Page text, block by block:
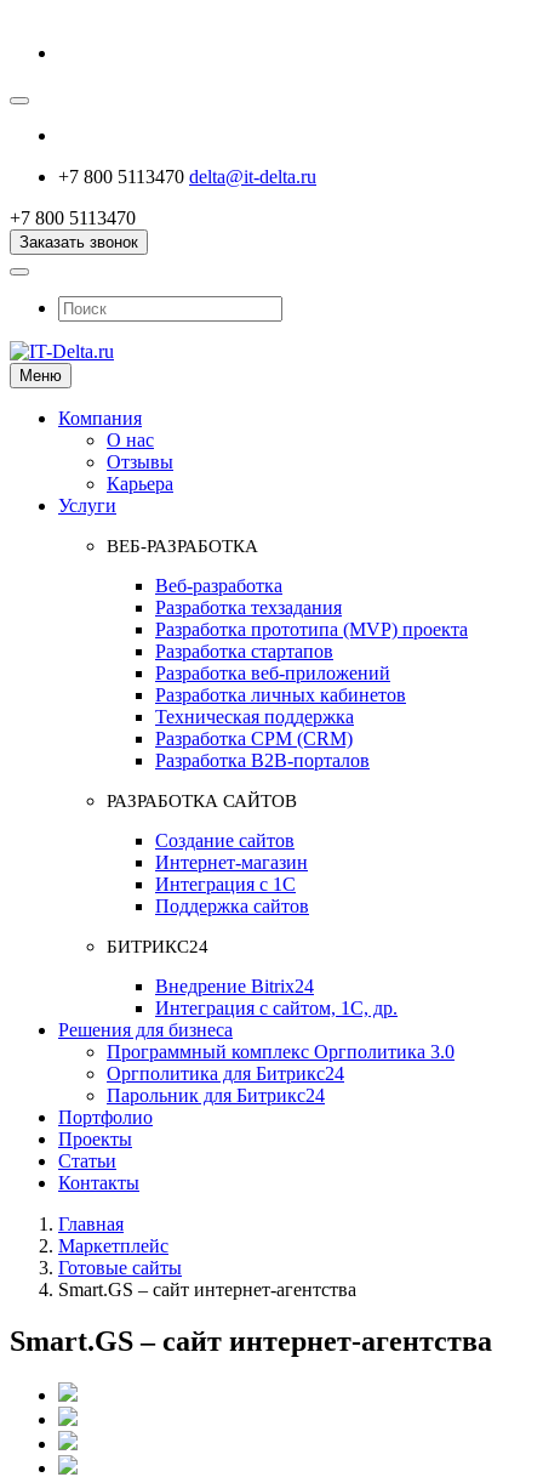
+7 800 5113470 delta@it-delta.ru
+7 800 5113470
Заказать звонок
Меню
Компания
О нас
Отзывы
Карьера
Услуги
ВЕБ-РАЗРАБОТКА
Веб-разработка
Разработка техзадания
Разработка прототипа (MVP) проекта
Разработка стартапов
Разработка веб-приложений
Разработка личных кабинетов
Техническая поддержка
Разработка СРМ (CRM)
Разработка B2B-порталов
РАЗРАБОТКА САЙТОВ
Создание сайтов
Интернет-магазин
Интеграция с 1С
Поддержка сайтов
БИТРИКС24
Внедрение Bitrix24
Интеграция с сайтом, 1С, др.
Решения для бизнеса
Программный комплекс Оргполитика 3.0
Оргполитика для Битрикс24
Парольник для Битрикс24
Портфолио
Проекты
Статьи
Контакты
Главная
Маркетплейс
Готовые сайты
Smart.GS – сайт интернет-агентства
Smart.GS – сайт интернет-агентства